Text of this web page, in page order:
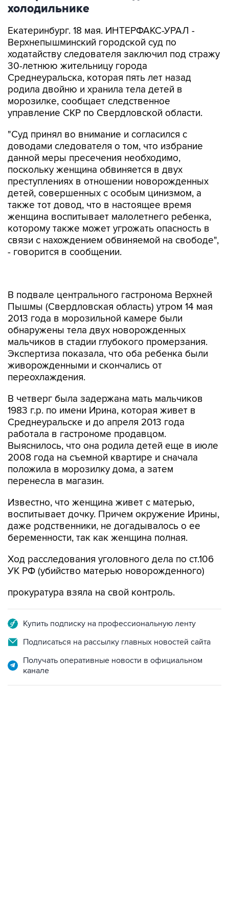
холодильнике
Екатеринбург. 18 мая. ИНТЕРФАКС-УРАЛ -
Верхнепышминский городской суд по
ходатайству следователя заключил под стражу
30-летнюю жительницу города
Среднеуральска, которая пять лет назад
родила двойню и хранила тела детей в
морозилке, сообщает следственное
управление СКР по Свердловской области.
"Суд принял во внимание и согласился с
доводами следователя о том, что избрание
данной меры пресечения необходимо,
поскольку женщина обвиняется в двух
преступлениях в отношении новорожденных
детей, совершенных с особым цинизмом, а
также тот довод, что в настоящее время
женщина воспитывает малолетнего ребенка,
которому также может угрожать опасность в
связи с нахождением обвиняемой на свободе",
- говорится в сообщении.
2013 года в морозильной камере были
обнаружены тела двух новорожденных
мальчиков в стадии глубокого промерзания.
Экспертиза показала, что оба ребенка были
живорожденными и скончались от
переохлаждения.
В четверг была задержана мать мальчиков
Среднеуральске и до апреля 2013 года
работала в гастрономе продавцом.
Выяснилось, что она родила детей еще в июле
2008 года на съемной квартире и сначала
положила в морозилку дома, а затем
перенесла в магазин.
Известно, что женщина живет с матерью,
даже родственники, не догадывалось о ее
беременности, так как женщина полная.
Ход расследования уголовного дела по ст.106
прокуратура взяла на свой контроль.
Подписаться на рассылку главных новостей сайта
Получать оперативные новости в официальном